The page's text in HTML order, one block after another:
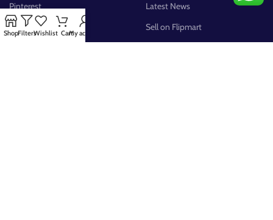
Pinterest
FB Group
Latest News
Sell on Flipmart
ShopFiltersWishlist CartMy account